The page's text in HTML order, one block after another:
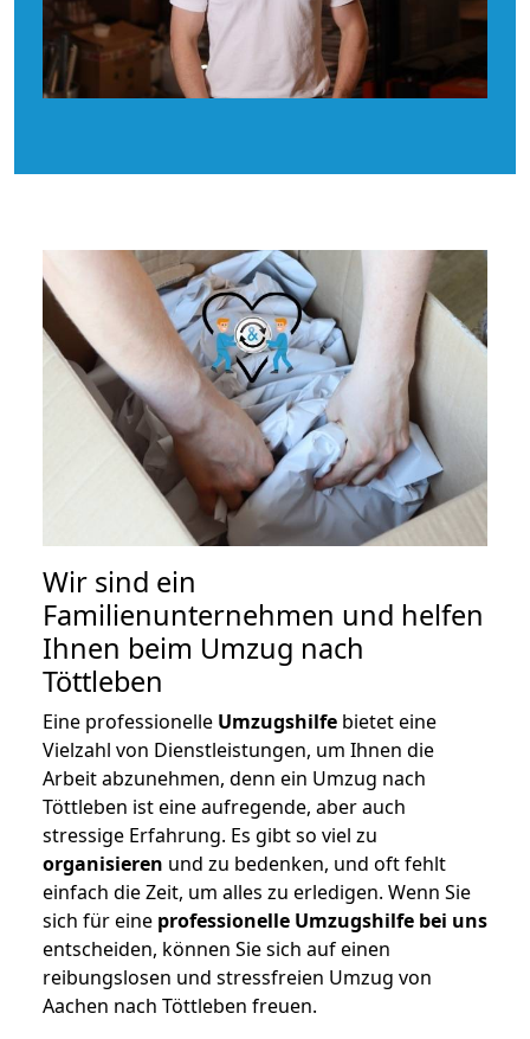
Wir sind ein
Familienunternehmen und helfen
Ihnen beim Umzug nach
Töttleben
Eine professionelle Umzugshilfe bietet eine
Vielzahl von Dienstleistungen, um Ihnen die
Arbeit abzunehmen, denn ein Umzug nach
Töttleben ist eine aufregende, aber auch
stressige Erfahrung. Es gibt so viel zu
organisieren und zu bedenken, und oft fehlt
einfach die Zeit, um alles zu erledigen. Wenn Sie
sich für eine professionelle Umzugshilfe bei uns
entscheiden, können Sie sich auf einen
reibungslosen und stressfreien Umzug von
Aachen nach Töttleben freuen.